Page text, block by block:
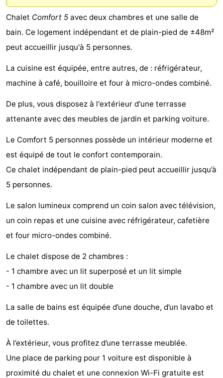
Gouden
Spar
De
Noordduinen
-
Duinresort
Dunimar
-
Noordwijkse
Duinen
-
Parc
Soleil
Hôtels
minutes
Plages
Voir
faire
d'intérêt
-
Musées
-
Monuments
Points
de
Attractions
Terrains
de
-
Aires
-
Experiences
Centres
Chalet Comfort 5 avec deux chambres et une salle de
bain. Ce logement indépendant et de plain-pied de ±48m²
peut accueillir jusqu'à 5 personnes.
La cuisine est équipée, entre autres, de : réfrigérateur,
machine à café, bouilloire et four à micro-ondes combiné.
De plus, vous disposez à l'extérieur d'une terrasse
attenante avec des meubles de jardin et parking voiture.
Le Comfort 5 personnes possède un intérieur moderne et
est équipé de tout le confort contemporain.
Ce chalet indépendant de plain-pied peut accueillir jusqu’à
5 personnes.
Le salon lumineux comprend un coin salon avec télévision,
un coin repas et une cuisine avec réfrigérateur, cafetière
et four micro-ondes combiné.
Le chalet dispose de 2 chambres :
- 1 chambre avec un lit superposé et un lit simple
- 1 chambre avec un lit double
La salle de bains est équipée d’une douche, d’un lavabo et
de toilettes.
À l’extérieur, vous profitez d’une terrasse meublée.
Une place de parking pour 1 voiture est disponible à
proximité du chalet et une connexion Wi-Fi gratuite est